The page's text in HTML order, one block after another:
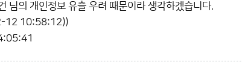
님의 개인정보 유츨 우려 때문이라 생각하겠습니다.
12 10:58:12))